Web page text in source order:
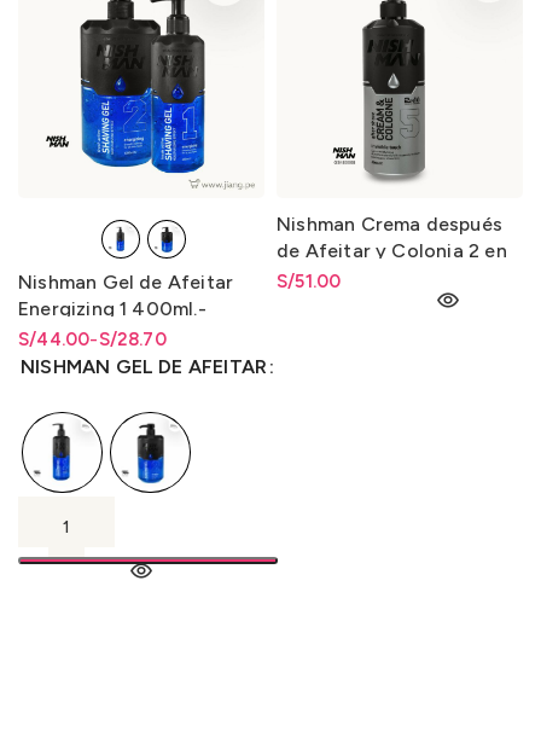
Nishman Gel de Afeitar
Energizing 1 400ml.-
Energizante 2 1L.
S/28.70
-
S/44.00
Rango de precios: desde
S/28.70 hasta S/44.00
Rango de precios: desde
S/28.70hastaS/44.00
NISHMAN GEL DE AFEITAR
Nishman Crema después
de Afeitar y Colonia 2 en
1-5 After Shave Cream &
Cologne 2 in 1-5 400ml.
S/51.00